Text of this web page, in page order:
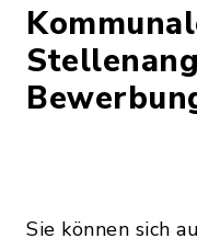
Sie können sich